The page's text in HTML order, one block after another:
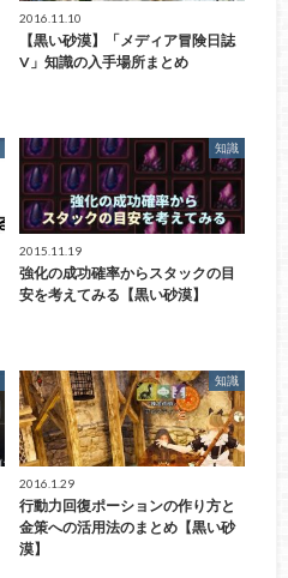
2016.11.10
【黒い砂漠】「メディア冒険日誌
V」知識の入手場所まとめ
知識
2015.11.19
強化の成功確率からスタックの目
安を考えてみる【黒い砂漠】
知識
2016.1.29
行動力回復ポーションの作り方と
金策への活用法のまとめ【黒い砂
漠】